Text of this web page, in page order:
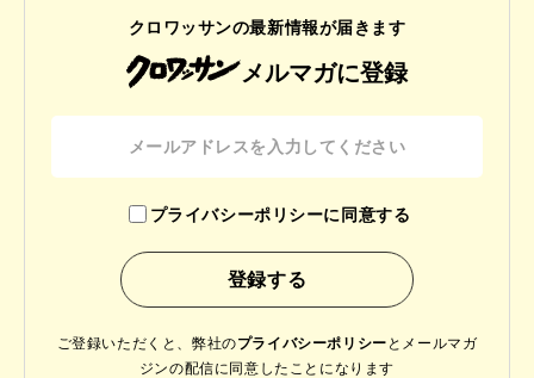
クロワッサンの最新情報が届きます
メルマガに登録
プライバシーポリシーに同意する
ご登録いただくと、弊社のプライバシーポリシー と メールマガ
ジンの配信に同意したことになります